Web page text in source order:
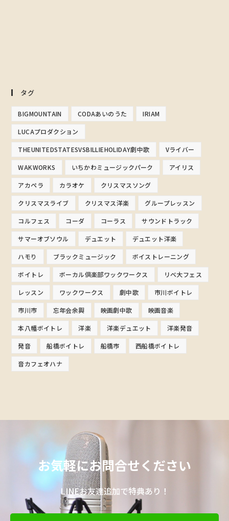
タグ
BIGMOUNTAIN CODAあいのうた IRIAM
LUCAプロダクション
THEUNITEDSTATESVSBILLIEHOLIDAY劇中歌 Vライバー
WAKWORKS いちかわミュージックパーク アイリス
アカペラ カラオケ クリスマスソング
クリスマスライブ クリスマス洋楽 グループレッスン
コルフェス コーダ コーラス サウンドトラック
サマーオブソウル デュエット デュエット洋楽
ハモり ブラックミュージック ボイストレーニング
ボイトレ ボーカル倶楽部ワックワークス リベ大フェス
レッスン ワックワークス 劇中歌 市川ボイトレ
市川市 忘年会余興 映画劇中歌 映画音楽
本八幡ボイトレ 洋楽 洋楽デュエット 洋楽発音
発音 船橋ボイトレ 船橋市 西船橋ボイトレ
音カフェオハナ
お気軽にお問合せください
LINEお友達追加で特典あり！